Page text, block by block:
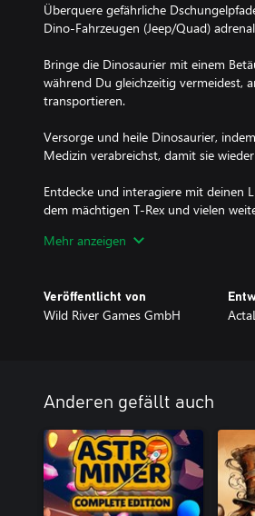
Überquere gefährliche
Dino-Fahrzeugen (Jeep/Quad)
Bringe die Dinosaurier mit einem
während Du gleichzeitig vermeidest,
transportieren.
Versorge und heile Dinosaurier,
Medizin verabreichst, damit sie
Entdecke und interagiere mit deinen
dem mächtigen T-Rex und vielen
Mehr anzeigen
Veröffentlicht von
Wild River Games GmbH
Anderen gefällt auch